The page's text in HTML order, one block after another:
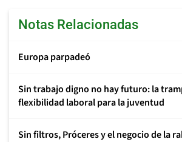
Notas Relacionadas
Europa parpadeó
Sin trabajo digno no hay futuro: la
flexibilidad laboral para la juventud
Sin filtros, Próceres y el negocio de la